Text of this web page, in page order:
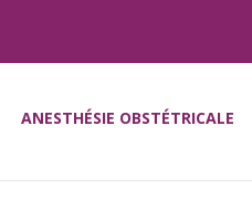
ANESTHÉSIE OBSTÉTRICALE